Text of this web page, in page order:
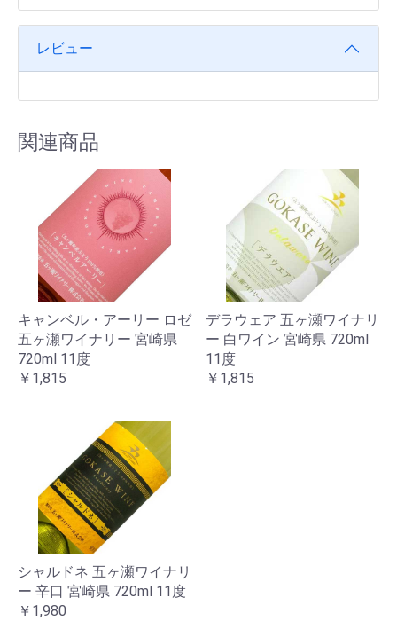
レビュー
関連商品
キャンベル・アーリー ロゼ
五ヶ瀬ワイナリー 宮崎県
720ml 11度
￥1,815
デラウェア 五ヶ瀬ワイナリ
ー 白ワイン 宮崎県 720ml
11度
￥1,815
シャルドネ 五ヶ瀬ワイナリ
ー 辛口 宮崎県 720ml 11度
￥1,980